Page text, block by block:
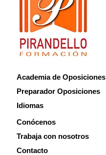
Academia de Oposiciones
Preparador Oposiciones
Idiomas
Conócenos
Trabaja con nosotros
Contacto